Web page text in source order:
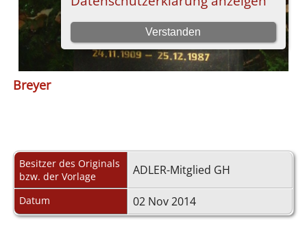
Breyer
Besitzer des Originals
bzw. der Vorlage
ADLER-Mitglied GH
Datum 02 Nov 2014